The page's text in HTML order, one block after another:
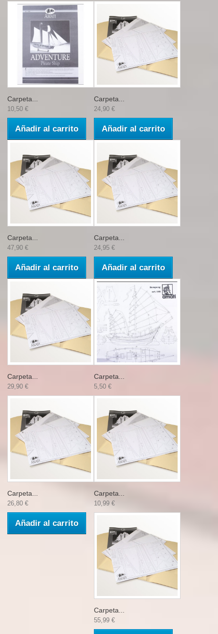
Carpeta...
10,50 €
Añadir al carrito
Carpeta...
24,90 €
Añadir al carrito
Carpeta...
47,90 €
Añadir al carrito
Carpeta...
24,95 €
Añadir al carrito
Carpeta...
29,90 €
Carpeta...
5,50 €
Carpeta...
26,80 €
Añadir al carrito
Carpeta...
10,99 €
Carpeta...
55,99 €